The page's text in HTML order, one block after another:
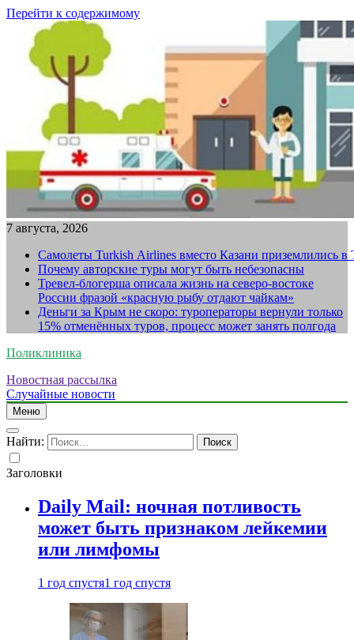
Перейти к содержимому
7 августа, 2026
Самолеты Turkish Airlines вместо Казани приземлились в
Почему авторские туры могут быть небезопасны
Тревел-блогерша описала жизнь на северо-востоке
России фразой «красную рыбу отдают чайкам»
Деньги за Крым не скоро: туроператоры вернули только
15% отменённых туров, процесс может занять полгода
Поликлиника
Новостная рассылка
Случайные новости
Меню
Найти:
Заголовки
Daily Mail: ночная потливость
может быть признаком лейкемии
или лимфомы
1 год спустя1 год спустя